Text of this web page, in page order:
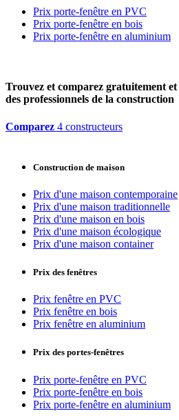
Prix porte-fenêtre en PVC
Prix porte-fenêtre en bois
Prix porte-fenêtre en aluminium
Trouvez et comparez gratuitement et
des professionnels de la construction
Comparez 4 constructeurs
Construction de maison
Prix d'une maison contemporaine
Prix d'une maison traditionnelle
Prix d'une maison en bois
Prix d'une maison écologique
Prix d'une maison container
Prix des fenêtres
Prix fenêtre en PVC
Prix fenêtre en bois
Prix fenêtre en aluminium
Prix des portes-fenêtres
Prix porte-fenêtre en PVC
Prix porte-fenêtre en bois
Prix porte-fenêtre en aluminium